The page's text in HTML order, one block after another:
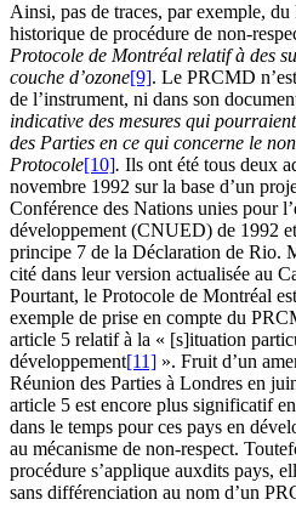
Ainsi, pas de traces, par exemple,
historique de procédure de non-
Protocole de Montréal relatif à des
couche d’ozone[9]. Le PRCMD
de l’instrument, ni dans son
indicative des mesures qui
des Parties en ce qui concerne le
Protocole[10]. Ils ont été tous deux
novembre 1992 sur la base d’un
Conférence des Nations unies pour
développement (CNUED) de 1992
principe 7 de la Déclaration de Rio.
cité dans leur version actualisée au
Pourtant, le Protocole de Montréal
exemple de prise en compte du
article 5 relatif à la « [s]ituation
développement[11] ». Fruit d’un
Réunion des Parties à Londres en
article 5 est encore plus significatif
dans le temps pour ces pays en
au mécanisme de non-respect.
procédure s’applique auxdits pays,
sans différenciation au nom d’un